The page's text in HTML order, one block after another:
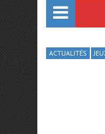
ACTUALITÉS